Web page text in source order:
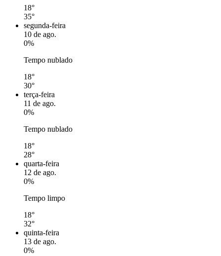
18°
35°
segunda-feira
10 de ago.
0%
Tempo nublado
18°
30°
terça-feira
11 de ago.
0%
Tempo nublado
18°
28°
quarta-feira
12 de ago.
0%
Tempo limpo
18°
32°
quinta-feira
13 de ago.
0%